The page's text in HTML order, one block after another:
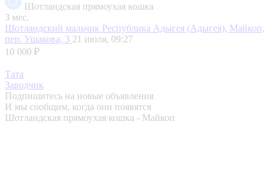
Шотландская прямоухая кошка
3 мес.
Шотландский мальчик Республика Адыгея (Адыгея), Майкоп,
пер. Ушакова, 3 21 июля, 09:27
10 000 ₽
Тата
Заводчик
Подпишитесь на новые объявления
И мы сообщим, когда они появятся
Шотландская прямоухая кошка - Майкоп